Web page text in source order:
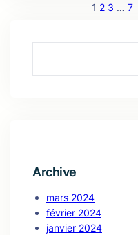
1 2 3 … 7
S
r
Archive
mars 2024
février 2024
janvier 2024